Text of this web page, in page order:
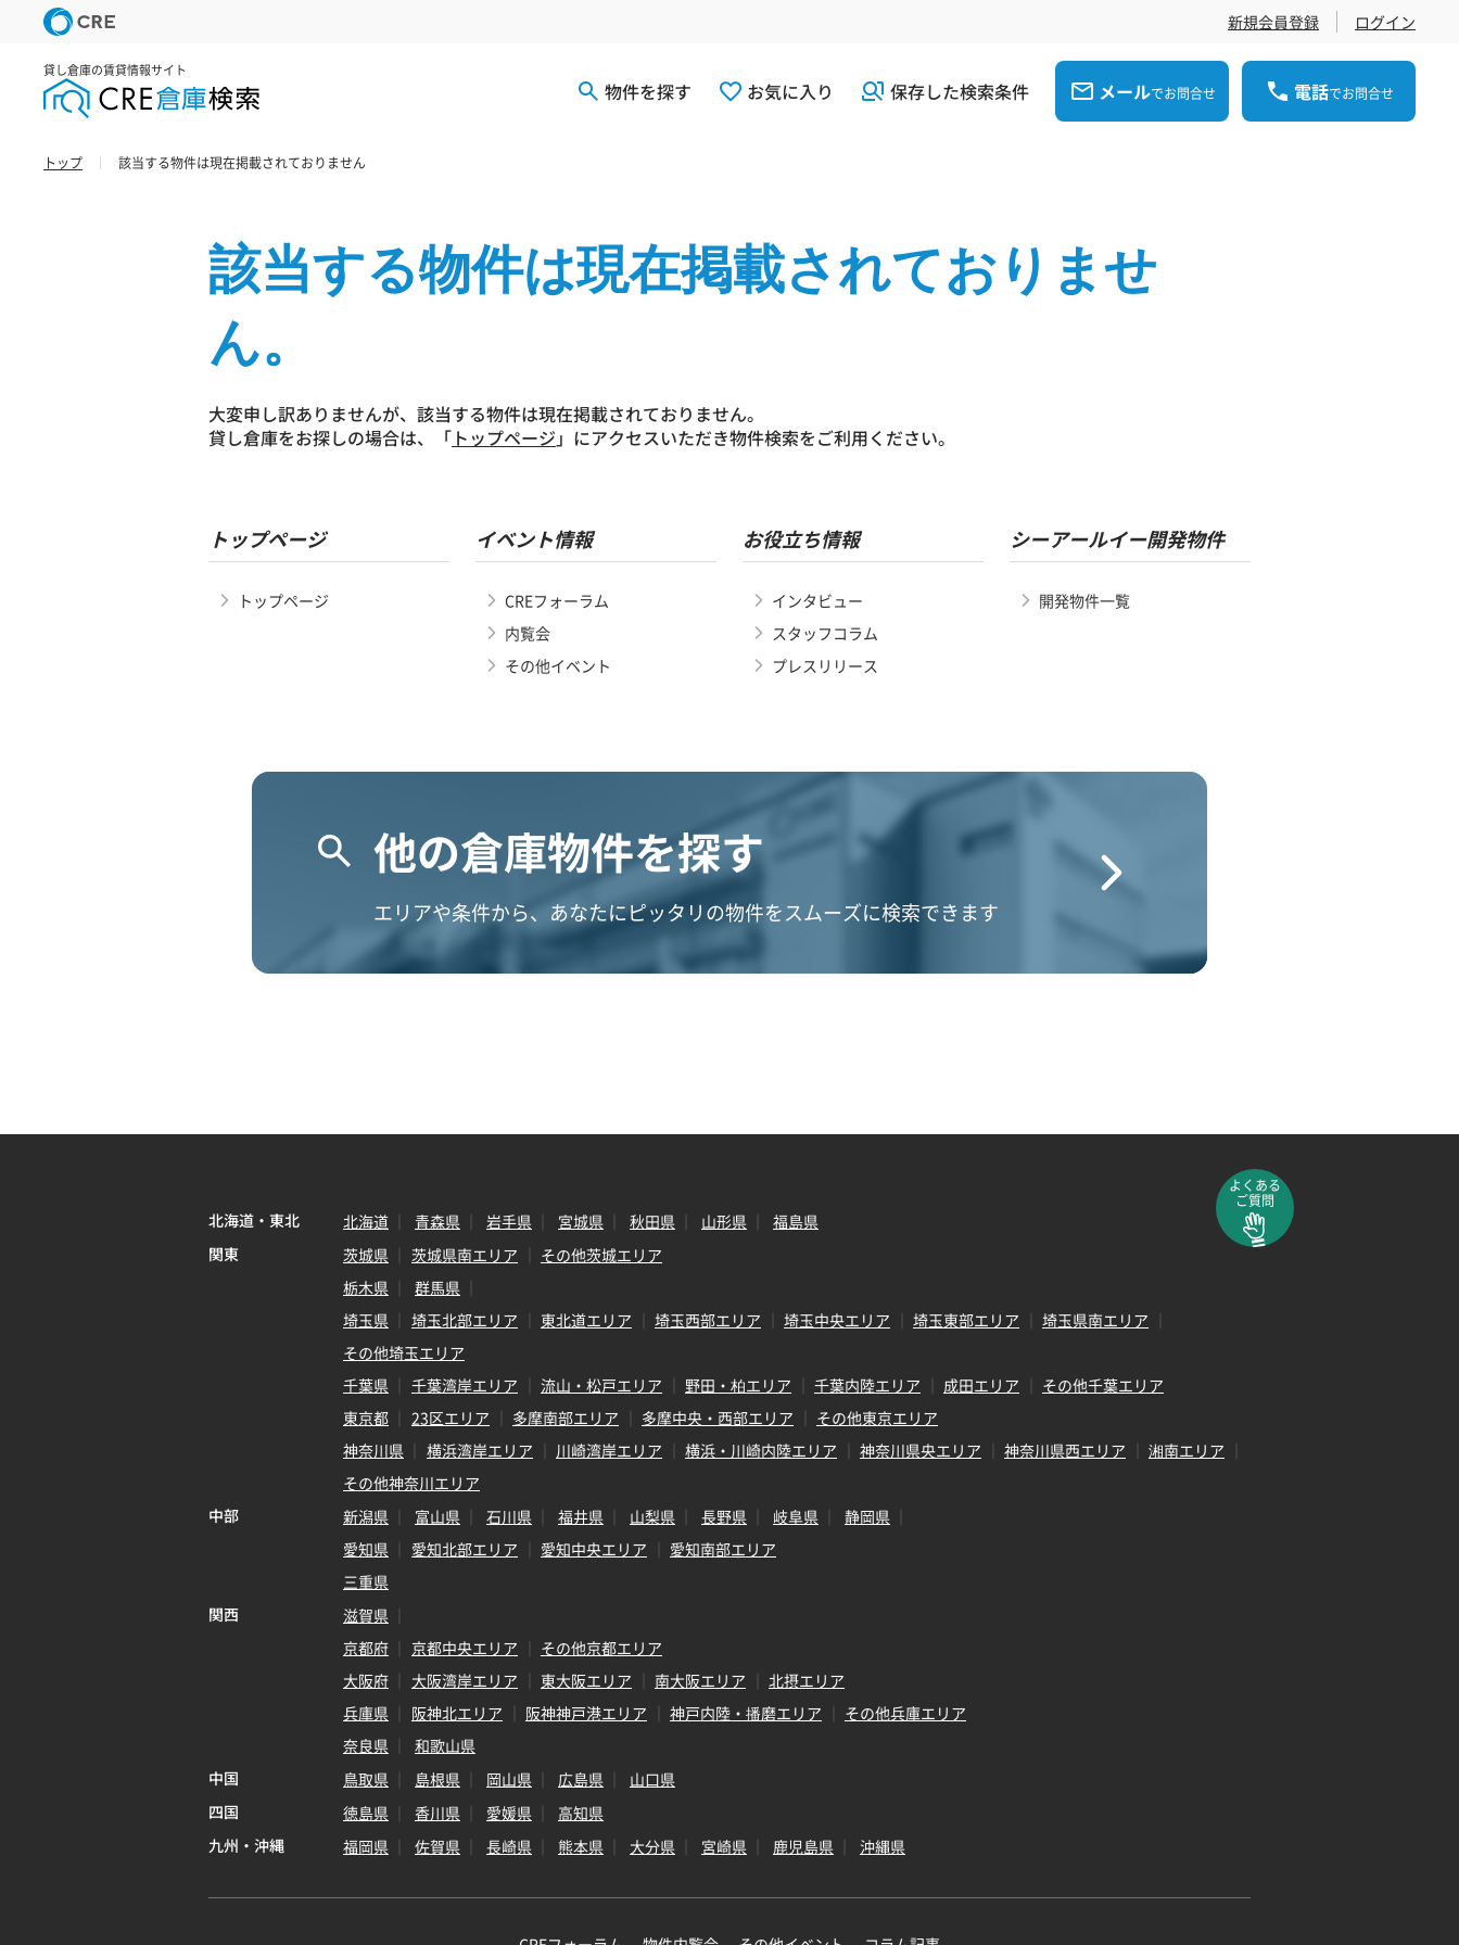
新規会員登録 ログイン
貸し倉庫の賃貸情報サイト
物件を探す お気に入り 保存した検索条件 メールでお問合せ 電話でお問合せ
トップ 該当する物件は現在掲載されておりません
該当する物件は現在掲載されておりませ
ん。
大変申し訳ありませんが、該当する物件は現在掲載されておりません。
貸し倉庫をお探しの場合は、「 トップページ 」にアクセスいただき物件検索をご利用ください。
トップページ
トップページ
イベント情報
CREフォーラム
内覧会
その他イベント
お役立ち情報
インタビュー
スタッフコラム
プレスリリース
シーアールイー開発物件
開発物件一覧
他の倉庫物件を探す
エリアや条件から、あなたにピッタリの物件をスムーズに検索できます
よくある
ご質問
北海道・東北 北海道 青森県 岩手県 宮城県 秋田県 山形県
福島県
関東
茨城県 茨城県南エリア
その他茨城エリア
栃木県
群馬県
埼玉県
埼玉北部エリア 東北道エリア 埼玉西部エリア 埼玉中央エリア 埼玉東部エリア
埼玉県南エリア
その他埼玉エリア
千葉県
千葉湾岸エリア 流山・松戸エリア 野田・柏エリア 千葉内陸エリア 成田エリア
その他千葉エリア
東京都
23区エリア 多摩南部エリア 多摩中央・西部エリア
その他東京エリア
神奈川県
横浜湾岸エリア 川崎湾岸エリア 横浜・川崎内陸エリア 神奈川県央エリア 神奈川県西エリア
湘南エリア
その他神奈川エリア
中部
新潟県 富山県 石川県 福井県 山梨県 長野県 岐阜県
静岡県
愛知県
愛知北部エリア 愛知中央エリア
愛知南部エリア
三重県
関西
滋賀県
京都府
京都中央エリア
その他京都エリア
大阪府
大阪湾岸エリア 東大阪エリア 南大阪エリア
北摂エリア
兵庫県
阪神北エリア 阪神神戸港エリア 神戸内陸・播磨エリア
その他兵庫エリア
奈良県
和歌山県
中国
鳥取県 島根県 岡山県 広島県
山口県
四国
徳島県 香川県 愛媛県
高知県
九州・沖縄
福岡県 佐賀県 長崎県 熊本県 大分県 宮崎県 鹿児島県 沖縄県